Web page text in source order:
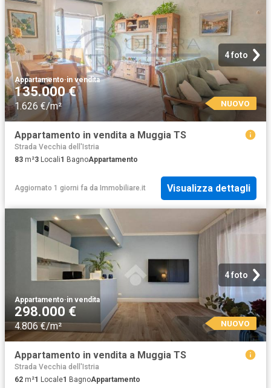
4 foto
Appartamento·in vendita
135.000 €
1.626 €/m² NUOVO
Appartamento in vendita a Muggia TS
Strada Vecchia dell'Istria
83 m²3 Locali1 BagnoAppartamento
Aggiornato 1 giorni fa da Immobiliare.it Visualizza dettagli
4 foto
Appartamento·in vendita
298.000 €
4.806 €/m² NUOVO
Appartamento in vendita a Muggia TS
Strada Vecchia dell'Istria
62 m²1 Locale1 BagnoAppartamento